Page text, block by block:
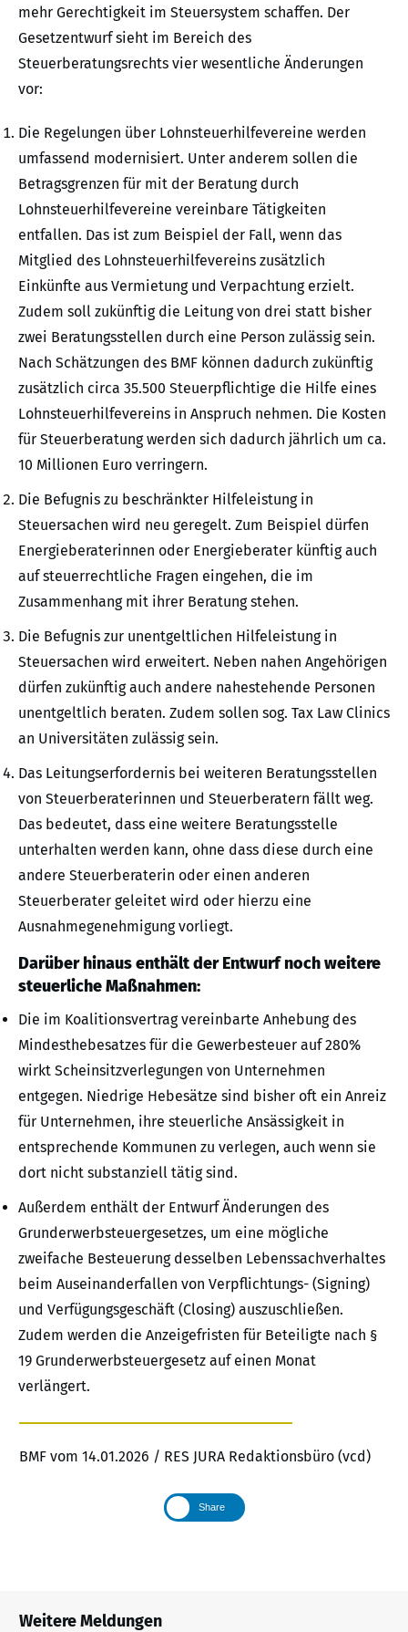
mehr Gerechtigkeit im Steuersystem schaffen. Der
Gesetzentwurf sieht im Bereich des
Steuerberatungsrechts vier wesentliche Änderungen
vor:
Die Regelungen über Lohnsteuerhilfevereine werden
umfassend modernisiert. Unter anderem sollen die
Betragsgrenzen für mit der Beratung durch
Lohnsteuerhilfevereine vereinbare Tätigkeiten
entfallen. Das ist zum Beispiel der Fall, wenn das
Mitglied des Lohnsteuerhilfevereins zusätzlich
Einkünfte aus Vermietung und Verpachtung erzielt.
Zudem soll zukünftig die Leitung von drei statt bisher
zwei Beratungsstellen durch eine Person zulässig sein.
Nach Schätzungen des BMF können dadurch zukünftig
zusätzlich circa 35.500 Steuerpflichtige die Hilfe eines
Lohnsteuerhilfevereins in Anspruch nehmen. Die Kosten
für Steuerberatung werden sich dadurch jährlich um ca.
10 Millionen Euro verringern.
Die Befugnis zu beschränkter Hilfeleistung in
Steuersachen wird neu geregelt. Zum Beispiel dürfen
Energieberaterinnen oder Energieberater künftig auch
auf steuerrechtliche Fragen eingehen, die im
Zusammenhang mit ihrer Beratung stehen.
Die Befugnis zur unentgeltlichen Hilfeleistung in
Steuersachen wird erweitert. Neben nahen Angehörigen
dürfen zukünftig auch andere nahestehende Personen
unentgeltlich beraten. Zudem sollen sog. Tax Law Clinics
an Universitäten zulässig sein.
Das Leitungserfordernis bei weiteren Beratungsstellen
von Steuerberaterinnen und Steuerberatern fällt weg.
Das bedeutet, dass eine weitere Beratungsstelle
unterhalten werden kann, ohne dass diese durch eine
andere Steuerberaterin oder einen anderen
Steuerberater geleitet wird oder hierzu eine
Ausnahmegenehmigung vorliegt.
Darüber hinaus enthält der Entwurf noch weitere
steuerliche Maßnahmen:
Die im Koalitionsvertrag vereinbarte Anhebung des
Mindesthebesatzes für die Gewerbesteuer auf 280%
wirkt Scheinsitzverlegungen von Unternehmen
entgegen. Niedrige Hebesätze sind bisher oft ein Anreiz
für Unternehmen, ihre steuerliche Ansässigkeit in
entsprechende Kommunen zu verlegen, auch wenn sie
dort nicht substanziell tätig sind.
Außerdem enthält der Entwurf Änderungen des
Grunderwerbsteuergesetzes, um eine mögliche
zweifache Besteuerung desselben Lebenssachverhaltes
beim Auseinanderfallen von Verpflichtungs- (Signing)
und Verfügungsgeschäft (Closing) auszuschließen.
Zudem werden die Anzeigefristen für Beteiligte nach §
19 Grunderwerbsteuergesetz auf einen Monat
verlängert.
BMF vom 14.01.2026 / RES JURA Redaktionsbüro (vcd)
Share
Weitere Meldungen